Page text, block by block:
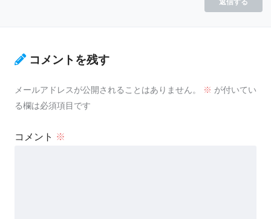
コメントを残す
メールアドレスが公開されることはありません。 ※ が付いてい
る欄は必須項目です
コメント ※